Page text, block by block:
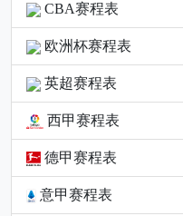
CBA赛程表
欧洲杯赛程表
英超赛程表
西甲赛程表
德甲赛程表
意甲赛程表